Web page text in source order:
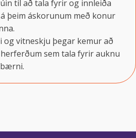
til að tala fyrir og innleiða
þeim áskorunum með konur
og vitneskju þegar kemur að
sem tala fyrir auknu